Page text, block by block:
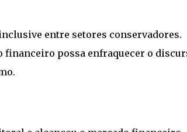
entre setores conservadores.
financeiro possa enfraquecer o